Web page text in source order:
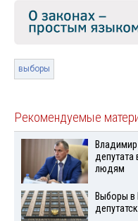
выборы
Рекомендуемые
депутата
людям
Выборы в